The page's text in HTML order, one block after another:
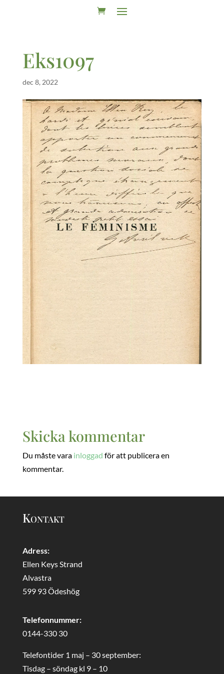
Eks1097
dec 8, 2022
Skicka kommentar
Du måste vara inloggad för att publicera en
kommentar.
Kontakt
Adress:
Ellen Keys Strand
Alvastra
599 93 Ödeshög
Telefonnummer:
0144-330 30
Telefontider 1 maj – 30 september:
Tisdag – söndag kl 9 – 10